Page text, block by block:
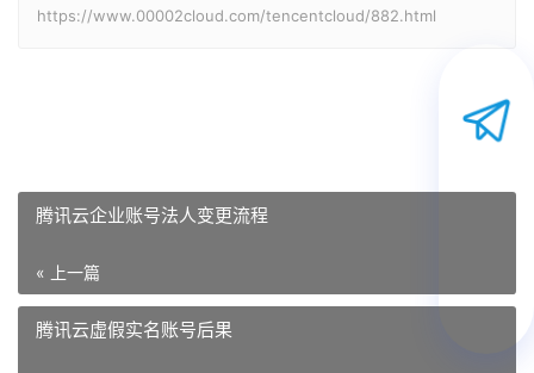
https://www.00002cloud.com/tencentcloud/882.html
腾讯云企业账号法人变更流程
« 上一篇
腾讯云虚假实名账号后果